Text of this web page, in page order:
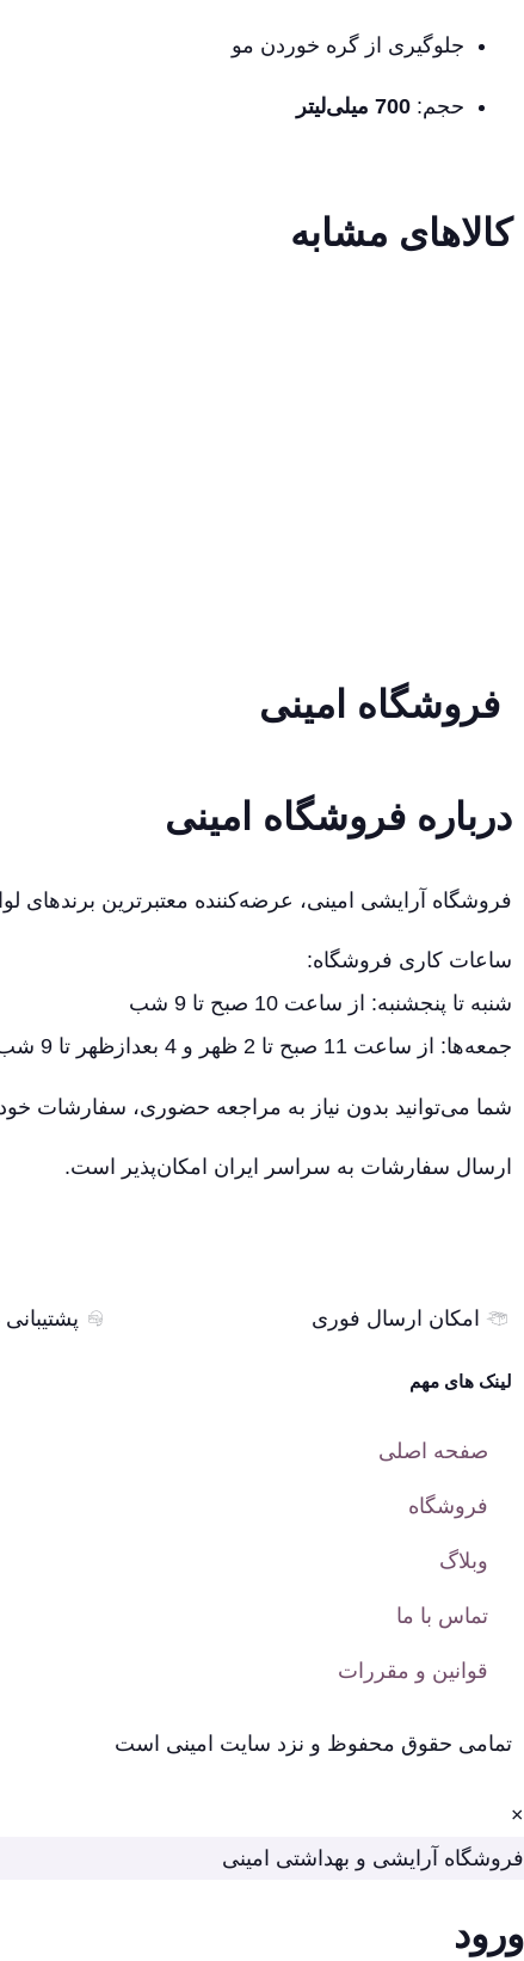
جلوگیری از گره خوردن مو
حجم: 700 میلی‌لیتر
کالاهای مشابه
فروشگاه امینی
درباره فروشگاه امینی
فروشگاه آرایشی امینی، عرضه‌کننده معتبرترین برندهای
ساعات کاری فروشگاه:
شنبه تا پنجشنبه: از ساعت 10 صبح تا 9 شب
جمعه‌ها: از ساعت 11 صبح تا 2 ظهر و 4 بعدازظهر تا 9 شب
شما می‌توانید بدون نیاز به مراجعه حضوری، سفارشات
ارسال سفارشات به سراسر ایران امکان‌پذیر است.
امکان ارسال فوری پشتیبانی 24 ساعته
لینک های مهم
صفحه اصلی
فروشگاه
وبلاگ
تماس با ما
قوانین و مقررات
تمامی حقوق محفوظ و نزد سایت امینی است
×
فروشگاه آرایشی و بهداشتی امینی
ورود